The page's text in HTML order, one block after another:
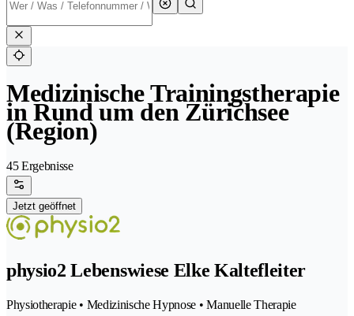
Medizinische Trainingstherapie
in Rund um den Zürichsee
(Region)
45 Ergebnisse
Jetzt geöffnet
physio2 Lebenswiese Elke Kaltefleiter
Physiotherapie • Medizinische Hypnose • Manuelle Therapie